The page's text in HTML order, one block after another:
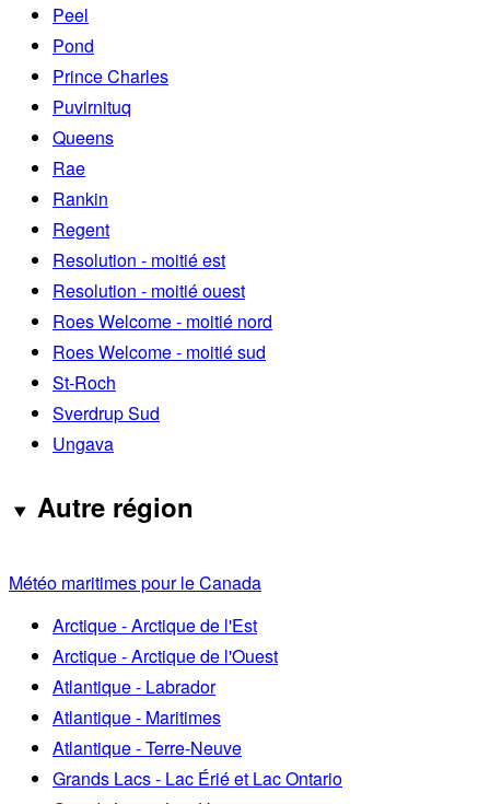
Peel
Pond
Prince Charles
Puvirnituq
Queens
Rae
Rankin
Regent
Resolution - moitié est
Resolution - moitié ouest
Roes Welcome - moitié nord
Roes Welcome - moitié sud
St-Roch
Sverdrup Sud
Ungava
Autre région
Météo maritimes pour le Canada
Arctique - Arctique de l'Est
Arctique - Arctique de l'Ouest
Atlantique - Labrador
Atlantique - Maritimes
Atlantique - Terre-Neuve
Grands Lacs - Lac Érié et Lac Ontario